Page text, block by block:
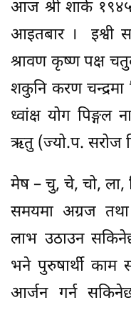
आज श्री शाके
आइतबार । इश्वी
श्रावण कृष्ण पक्ष
शकुनि करण चन्द्रमा
ध्वांक्ष योग पिङ्गल
ऋतु (ज्यो.प. सरोज
मेष – चु, चे, चो,
समयमा अग्रज
लाभ उठाउन
भने पुरुषार्थी काम
आर्जन गर्न